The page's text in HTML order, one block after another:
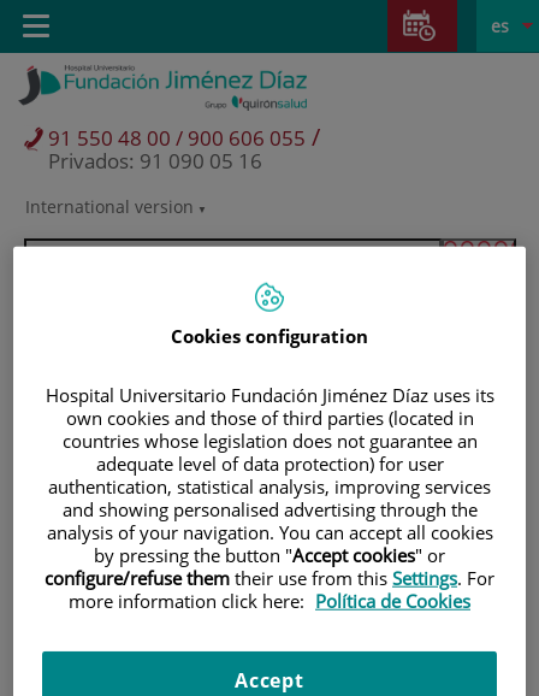
Saltar al contenido
Saltar
contenido
Selector
activo
es
International version
91 550 48 00 / 900 606 055 /
Privados: 91 090 05 16
Toggle
navigation
Pacientes y visitantes
Cookies configuration
Hospital Universitario Fundación Jiménez Díaz uses its
own cookies and those of third parties (located in
countries whose legislation does not guarantee an
adequate level of data protection) for user
authentication, statistical analysis, improving services
and showing personalised advertising through the
analysis of your navigation. You can accept all cookies
by pressing the button "Accept cookies" or
configure/refuse them their use from this Settings. For
more information click here: Política de Cookies
Accept